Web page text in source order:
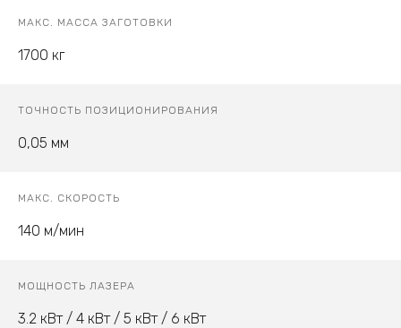
МАКС. МАССА ЗАГОТОВКИ
1700 кг
ТОЧНОСТЬ ПОЗИЦИОНИРОВАНИЯ
0,05 мм
МАКС. СКОРОСТЬ
140 м/мин
МОЩНОСТЬ ЛАЗЕРА
3.2 кВт / 4 кВт / 5 кВт / 6 кВт